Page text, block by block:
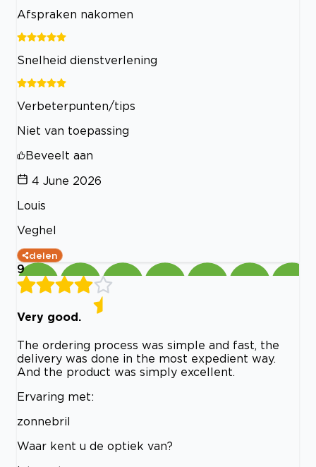
Afspraken nakomen
Snelheid dienstverlening
Verbeterpunten/tips
Niet van toepassing
Beveelt aan
4 June 2026
Louis
Veghel
delen
9
Very good.
The ordering process was simple and fast, the
delivery was done in the most expedient way.
And the product was simply excellent.
Ervaring met:
zonnebril
Waar kent u de optiek van?